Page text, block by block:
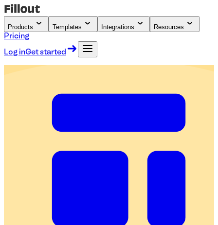
Products Templates Integrations Resources
Pricing
Log inGet started